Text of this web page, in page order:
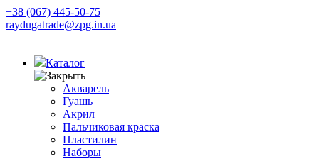
+38 (067) 445-50-75
raydugatrade@zpg.in.ua
Каталог
Акварель
Гуашь
Акрил
Пальчиковая краска
Пластилин
Наборы